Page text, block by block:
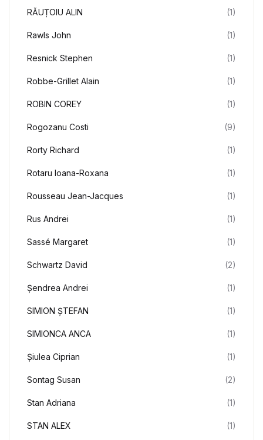
RĂUȚOIU ALIN (1)
Rawls John (1)
Resnick Stephen (1)
Robbe-Grillet Alain (1)
ROBIN COREY (1)
Rogozanu Costi (9)
Rorty Richard (1)
Rotaru Ioana-Roxana (1)
Rousseau Jean-Jacques (1)
Rus Andrei (1)
Sassé Margaret (1)
Schwartz David (2)
Șendrea Andrei (1)
SIMION ȘTEFAN (1)
SIMIONCA ANCA (1)
Șiulea Ciprian (1)
Sontag Susan (2)
Stan Adriana (1)
STAN ALEX (1)